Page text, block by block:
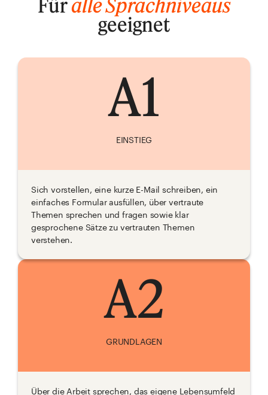
Füralle Sprachniveaus
geeignet
A2
GRUNDLAGEN
Über die Arbeit sprechen, das eigene Lebensumfeld
A1
EINSTIEG
Sich vorstellen, eine kurze E-Mail schreiben, ein
einfaches Formular ausfüllen, über vertraute
Themen sprechen und fragen sowie klar
gesprochene Sätze zu vertrauten Themen
verstehen.